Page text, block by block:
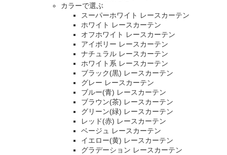
カラーで選ぶ
スーパーホワイト レースカーテン
ホワイト レースカーテン
オフホワイト レースカーテン
アイボリー レースカーテン
ナチュラル レースカーテン
ホワイト系 レースカーテン
ブラック(黒) レースカーテン
グレー レースカーテン
ブルー(青) レースカーテン
ブラウン(茶) レースカーテン
グリーン(緑) レースカーテン
レッド(赤) レースカーテン
ベージュ レースカーテン
イエロー(黄) レースカーテン
グラデーション レースカーテン